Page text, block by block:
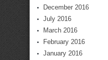
December 2016
July 2016
March 2016
February 2016
January 2016